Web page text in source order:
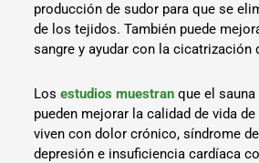
producción de sudor para que se
de los tejidos. También puede
sangre y ayudar con la cicatrización
Losestudios muestran que el
pueden mejorar la calidad de vida
viven con dolor crónico, síndrome
depresión e insuficiencia cardíaca